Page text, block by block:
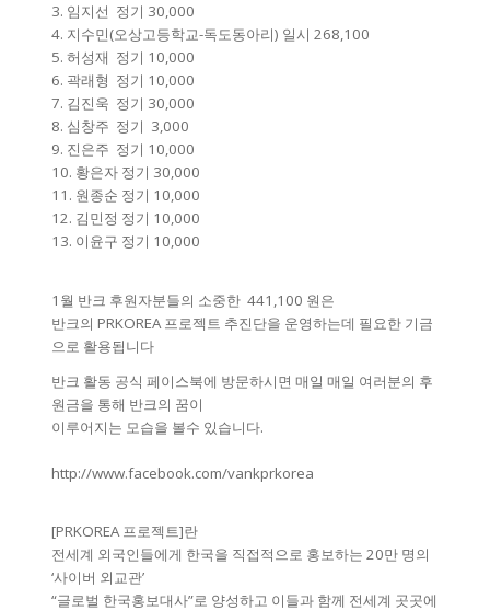
3. 임지선 정기 30,000
4. 지수민(오상고등학교-독도동아리) 일시 268,100
5. 허성재 정기 10,000
6. 곽래형 정기 10,000
7. 김진욱 정기 30,000
8. 심창주 정기 3,000
9. 진은주 정기 10,000
10. 황은자 정기 30,000
11. 원종순 정기 10,000
12. 김민정 정기 10,000
13. 이윤구 정기 10,000
1월 반크 후원자분들의 소중한 441,100 원은
반크의 PRKOREA 프로젝트 추진단을 운영하는데 필요한 기금
으로 활용됩니다
반크 활동 공식 페이스북에 방문하시면 매일 매일 여러분의 후
원금을 통해 반크의 꿈이
이루어지는 모습을 볼수 있습니다.
http://www.facebook.com/vankprkorea
[PRKOREA 프로젝트]란
전세계 외국인들에게 한국을 직접적으로 홍보하는 20만 명의
‘사이버 외교관’
“글로벌 한국홍보대사”로 양성하고 이들과 함께 전세계 곳곳에